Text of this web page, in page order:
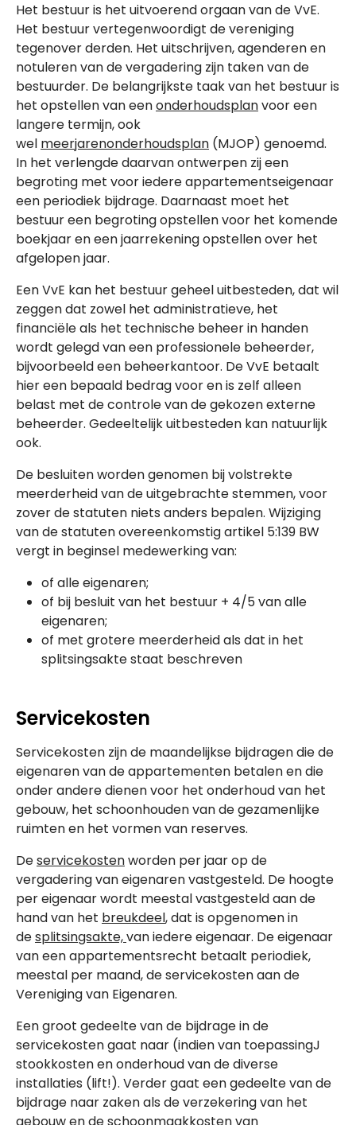
Het bestuur is het uitvoerend orgaan van de VvE.
Het bestuur vertegenwoordigt de vereniging
tegenover derden. Het uitschrijven, agenderen en
notuleren van de vergadering zijn taken van de
bestuurder. De belangrijkste taak van het bestuur is
het opstellen van eenonderhoudsplanvoor een
langere termijn, ook
wel meerjarenonderhoudsplan (MJOP) genoemd.
In het verlengde daarvan ontwerpen zij een
begroting met voor iedere appartementseigenaar
een periodiek bijdrage. Daarnaast moet het
bestuur een begroting opstellen voor het komende
boekjaar en een jaarrekening opstellen over het
afgelopen jaar.
Een VvE kan het bestuur geheel uitbesteden, dat wil
zeggen dat zowel het administratieve, het
financiële als het technische beheer in handen
wordt gelegd van een professionele beheerder,
bijvoorbeeld een beheerkantoor. De VvE betaalt
hier een bepaald bedrag voor en is zelf alleen
belast met de controle van de gekozen externe
beheerder. Gedeeltelijk uitbesteden kan natuurlijk
ook.
De besluiten worden genomen bij volstrekte
meerderheid van de uitgebrachte stemmen, voor
zover de statuten niets anders bepalen. Wijziging
van de statuten overeenkomstig artikel 5:139 BW
vergt in beginsel medewerking van:
of alle eigenaren;
of bij besluit van het bestuur + 4/5 van alle
eigenaren;
of met grotere meerderheid als dat in het
splitsingsakte staat beschreven
Servicekosten
Servicekosten zijn de maandelijkse bijdragen die de
eigenaren van de appartementen betalen en die
onder andere dienen voor het onderhoud van het
gebouw, het schoonhouden van de gezamenlijke
ruimten en het vormen van reserves.
Deservicekostenworden per jaar op de
vergadering van eigenaren vastgesteld. De hoogte
per eigenaar wordt meestal vastgesteld aan de
hand van het breukdeel, dat is opgenomen in
desplitsingsakte,van iedere eigenaar. De eigenaar
van een appartementsrecht betaalt periodiek,
meestal per maand, de servicekosten aan de
Vereniging van Eigenaren.
Een groot gedeelte van de bijdrage in de
servicekosten gaat naar (indien van toepassingJ
stookkosten en onderhoud van de diverse
installaties (lift!). Verder gaat een gedeelte van de
bijdrage naar zaken als de verzekering van het